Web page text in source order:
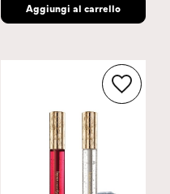
Aggiungi al carrello